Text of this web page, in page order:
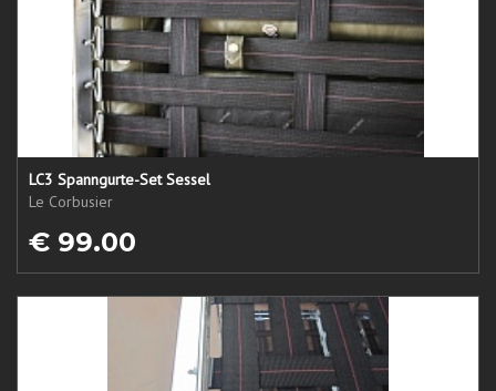
LC3 Spanngurte-Set Sessel
Le Corbusier
€ 99.00